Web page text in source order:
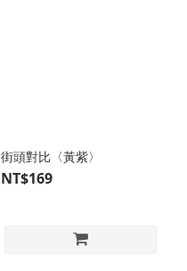
街頭對比〈黃紫〉
NT$169